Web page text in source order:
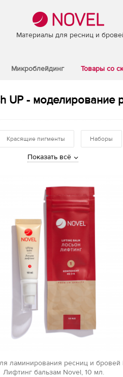
Материалы для ресниц и
Микроблейдинг Товары со
UP - моделирование
Красящие пигменты Наборы
Показать всё
ламинирования ресниц и
Лифтинг бальзам Novel, 10 мл.